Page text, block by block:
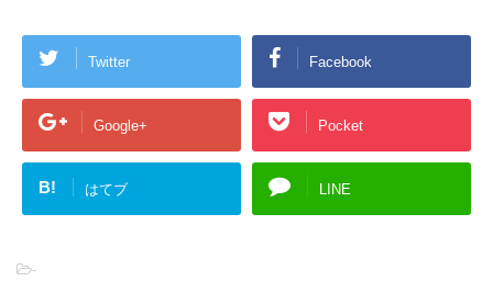
Twitter Facebook
Google+ Pocket
B! はてブ LINE
-